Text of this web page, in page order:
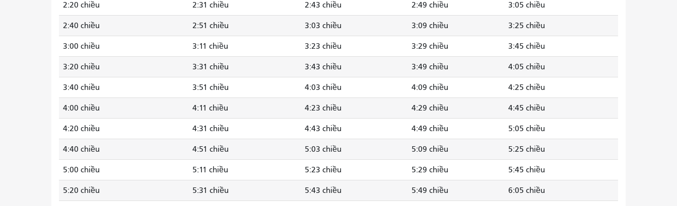
2:20 chiều 2:31 chiều 2:43 chiều 2:49 chiều 3:05 chiều
2:40 chiều 2:51 chiều 3:03 chiều 3:09 chiều 3:25 chiều
3:00 chiều 3:11 chiều 3:23 chiều 3:29 chiều 3:45 chiều
3:20 chiều 3:31 chiều 3:43 chiều 3:49 chiều 4:05 chiều
3:40 chiều 3:51 chiều 4:03 chiều 4:09 chiều 4:25 chiều
4:00 chiều 4:11 chiều 4:23 chiều 4:29 chiều 4:45 chiều
4:20 chiều 4:31 chiều 4:43 chiều 4:49 chiều 5:05 chiều
4:40 chiều 4:51 chiều 5:03 chiều 5:09 chiều 5:25 chiều
5:00 chiều 5:11 chiều 5:23 chiều 5:29 chiều 5:45 chiều
5:20 chiều 5:31 chiều 5:43 chiều 5:49 chiều 6:05 chiều